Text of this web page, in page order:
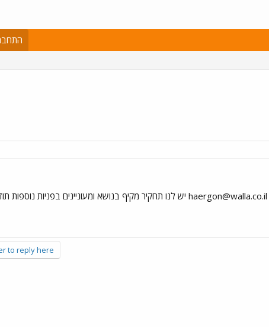
haergon@walla.co.il יש לנו תחקיר מקיף בנושא ומעוניינים בפניות נוספות
to reply here.